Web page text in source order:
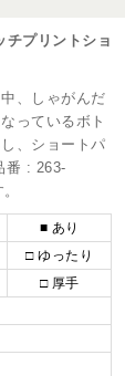
チプリントショ
、しゃがんだ
っているボト
、ショートパ
番 : 263-
■ あり
□ ゆったり
□ 厚手